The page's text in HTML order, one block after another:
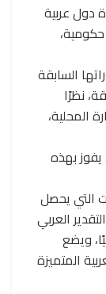
دول عربية
السابقة
نظرًا
المحلية،
بهذه
التي يحصل
العربي
ويضع
المتميزة